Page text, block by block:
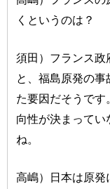
くというのは？
須田）フランス政
と、福島原発の事
た要因だそうで
向性が決まってい
ね。
高嶋）日本は原発